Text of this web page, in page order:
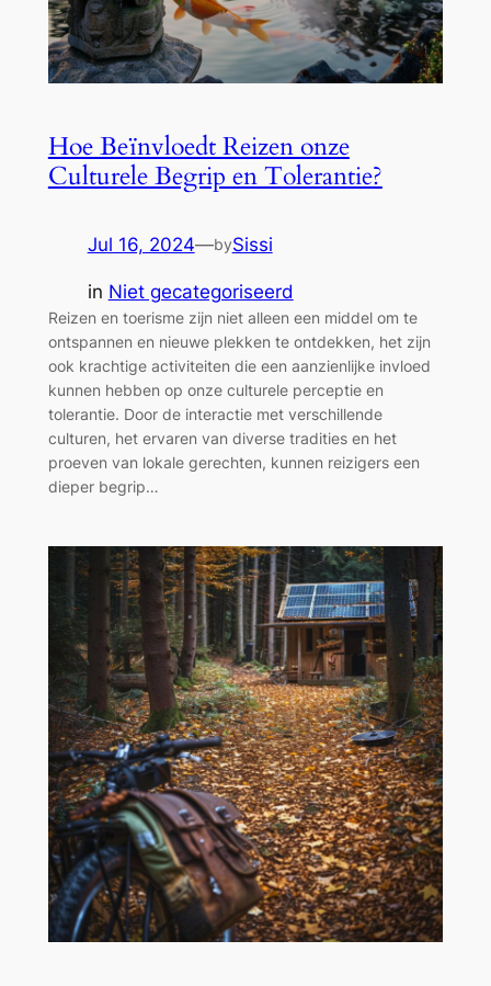
Hoe Beïnvloedt Reizen onze
Culturele Begrip en Tolerantie?
Jul 16, 2024—bySissi
in Niet gecategoriseerd
Reizen en toerisme zijn niet alleen een middel om te
ontspannen en nieuwe plekken te ontdekken, het zijn
ook krachtige activiteiten die een aanzienlijke invloed
kunnen hebben op onze culturele perceptie en
tolerantie. Door de interactie met verschillende
culturen, het ervaren van diverse tradities en het
proeven van lokale gerechten, kunnen reizigers een
dieper begrip…